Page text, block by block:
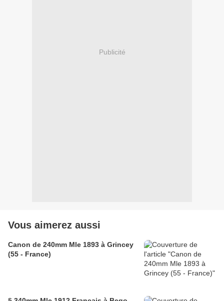
Publicité
Vous aimerez aussi
Canon de 240mm Mle 1893 à Grincey
(55 - France)